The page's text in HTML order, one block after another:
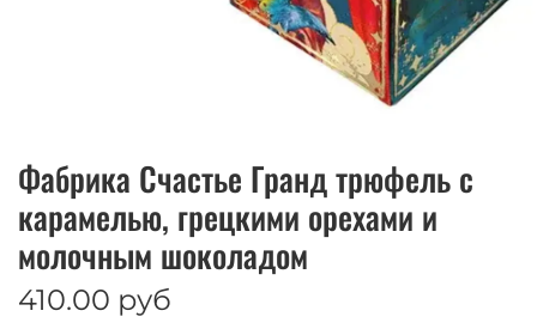
Фабрика Счастье Гранд трюфель с
карамелью, грецкими орехами и
молочным шоколадом
410.00 руб